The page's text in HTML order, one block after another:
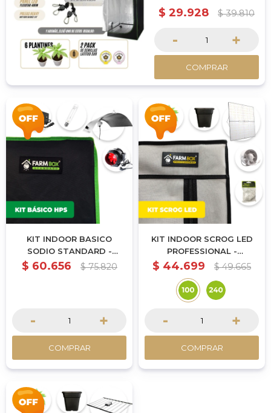
$ 29.928 $ 39.810
- +
COMPRAR
KIT INDOOR BASICO
SODIO STANDARD -
240X240X200CM
$ 60.656 $ 75.820
- +
COMPRAR
KIT INDOOR SCROG LED
PROFESSIONAL -
100X100X200CM
$ 44.699 $ 49.665
- +
COMPRAR